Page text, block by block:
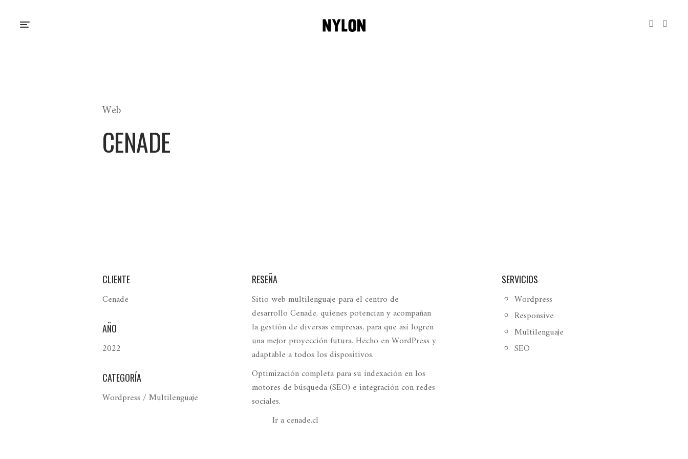
Web
CENADE
CLIENTE
Cenade
AÑO
2022
CATEGORÍA
Wordpress / Multilenguaje
RESEÑA
Sitio web multilenguaje para el centro de
desarrollo Cenade, quienes potencian y acompañan
la gestión de diversas empresas, para que así logren
una mejor proyección futura. Hecho en WordPress y
adaptable a todos los dispositivos.
Optimización completa para su indexación en los
motores de búsqueda (SEO) e integración con redes
sociales.
Ir a cenade.cl
SERVICIOS
Wordpress
Responsive
Multilenguaje
SEO